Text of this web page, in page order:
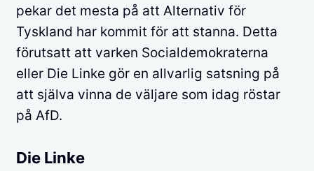
pekar det mesta på att Alternativ för
Tyskland har kommit för att stanna. Detta
förutsatt att varken Socialdemokraterna
eller Die Linke gör en allvarlig satsning på
att själva vinna de väljare som idag röstar
på AfD.
Die Linke